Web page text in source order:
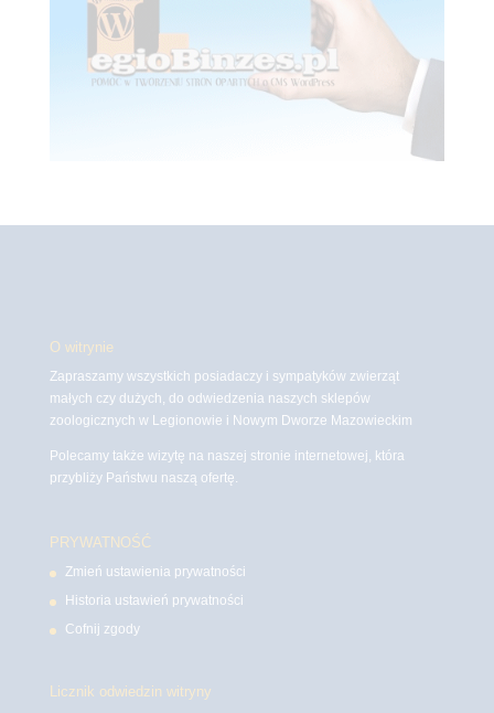
O witrynie
Zapraszamy wszystkich posiadaczy i sympatyków zwierząt
małych czy dużych, do odwiedzenia naszych sklepów
zoologicznych w Legionowie i Nowym Dworze Mazowieckim
Polecamy także wizytę na naszej stronie internetowej, która
przybliży Państwu naszą ofertę.
PRYWATNOŚĆ
Zmień ustawienia prywatności
Historia ustawień prywatności
Cofnij zgody
Licznik odwiedzin witryny